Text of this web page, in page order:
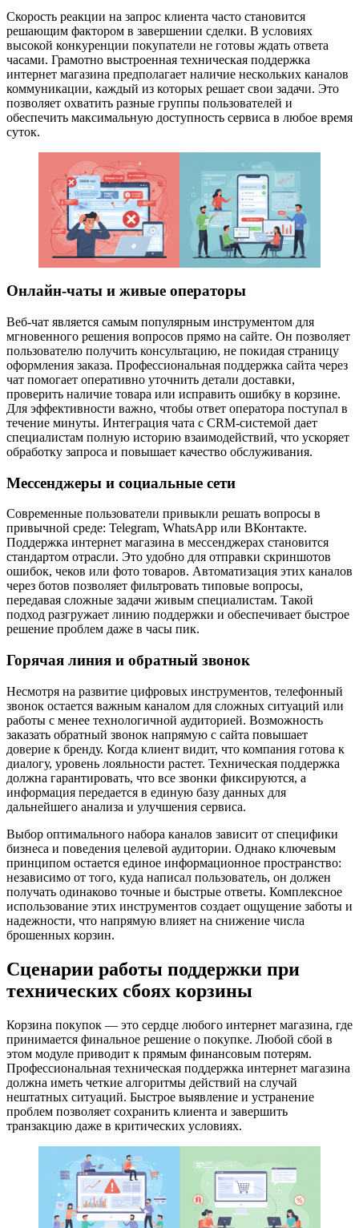
Скорость реакции на запрос клиента часто становится
решающим фактором в завершении сделки. В условиях
высокой конкуренции покупатели не готовы ждать ответа
часами. Грамотно выстроенная техническая поддержка
интернет магазина предполагает наличие нескольких каналов
коммуникации, каждый из которых решает свои задачи. Это
позволяет охватить разные группы пользователей и
обеспечить максимальную доступность сервиса в любое время
суток.
Онлайн-чаты и живые операторы
Веб-чат является самым популярным инструментом для
мгновенного решения вопросов прямо на сайте. Он позволяет
пользователю получить консультацию, не покидая страницу
оформления заказа. Профессиональная поддержка сайта через
чат помогает оперативно уточнить детали доставки,
проверить наличие товара или исправить ошибку в корзине.
Для эффективности важно, чтобы ответ оператора поступал в
течение минуты. Интеграция чата с CRM-системой дает
специалистам полную историю взаимодействий, что ускоряет
обработку запроса и повышает качество обслуживания.
Мессенджеры и социальные сети
Современные пользователи привыкли решать вопросы в
привычной среде: Telegram, WhatsApp или ВКонтакте.
Поддержка интернет магазина в мессенджерах становится
стандартом отрасли. Это удобно для отправки скриншотов
ошибок, чеков или фото товаров. Автоматизация этих каналов
через ботов позволяет фильтровать типовые вопросы,
передавая сложные задачи живым специалистам. Такой
подход разгружает линию поддержки и обеспечивает быстрое
решение проблем даже в часы пик.
Горячая линия и обратный звонок
Несмотря на развитие цифровых инструментов, телефонный
звонок остается важным каналом для сложных ситуаций или
работы с менее технологичной аудиторией. Возможность
заказать обратный звонок напрямую с сайта повышает
доверие к бренду. Когда клиент видит, что компания готова к
диалогу, уровень лояльности растет. Техническая поддержка
должна гарантировать, что все звонки фиксируются, а
информация передается в единую базу данных для
дальнейшего анализа и улучшения сервиса.
Выбор оптимального набора каналов зависит от специфики
бизнеса и поведения целевой аудитории. Однако ключевым
принципом остается единое информационное пространство:
независимо от того, куда написал пользователь, он должен
получать одинаково точные и быстрые ответы. Комплексное
использование этих инструментов создает ощущение заботы и
надежности, что напрямую влияет на снижение числа
брошенных корзин.
Сценарии работы поддержки при
технических сбоях корзины
Корзина покупок — это сердце любого интернет магазина, где
принимается финальное решение о покупке. Любой сбой в
этом модуле приводит к прямым финансовым потерям.
Профессиональная техническая поддержка интернет магазина
должна иметь четкие алгоритмы действий на случай
нештатных ситуаций. Быстрое выявление и устранение
проблем позволяет сохранить клиента и завершить
транзакцию даже в критических условиях.